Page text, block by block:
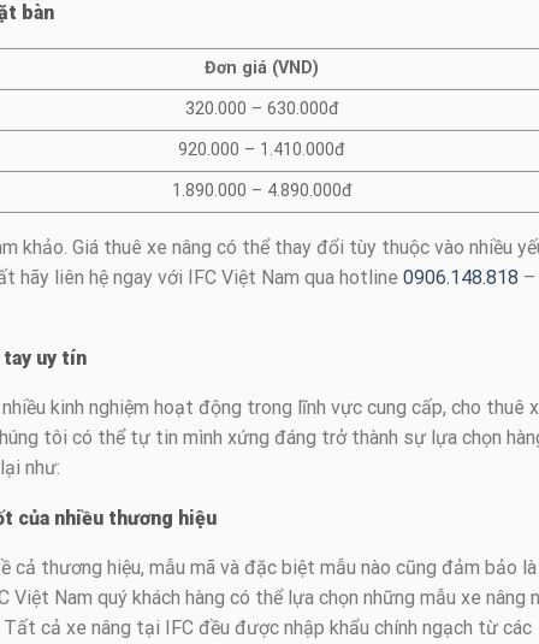
bàn
Đơn giá (VND)
320.000 – 630.000đ
920.000 – 1.410.000đ
1.890.000 – 4.890.000đ
khảo. Giá thuê xe nâng có thể thay đổi tùy thuộc vào nhiều
hãy liên hệ ngay với IFC Việt Nam qua hotline 0906.148.818 –
tay uy tín
kinh nghiệm hoạt động trong lĩnh vực cung cấp, cho thuê
tôi có thể tự tin mình xứng đáng trở thành sự lựa chọn
như:
của nhiều thương hiệu
cả thương hiệu, mẫu mã và đặc biệt mẫu nào cũng đảm bảo là
Việt Nam quý khách hàng có thể lựa chọn những mẫu xe nâng
cả xe nâng tại IFC đều được nhập khẩu chính ngạch từ các